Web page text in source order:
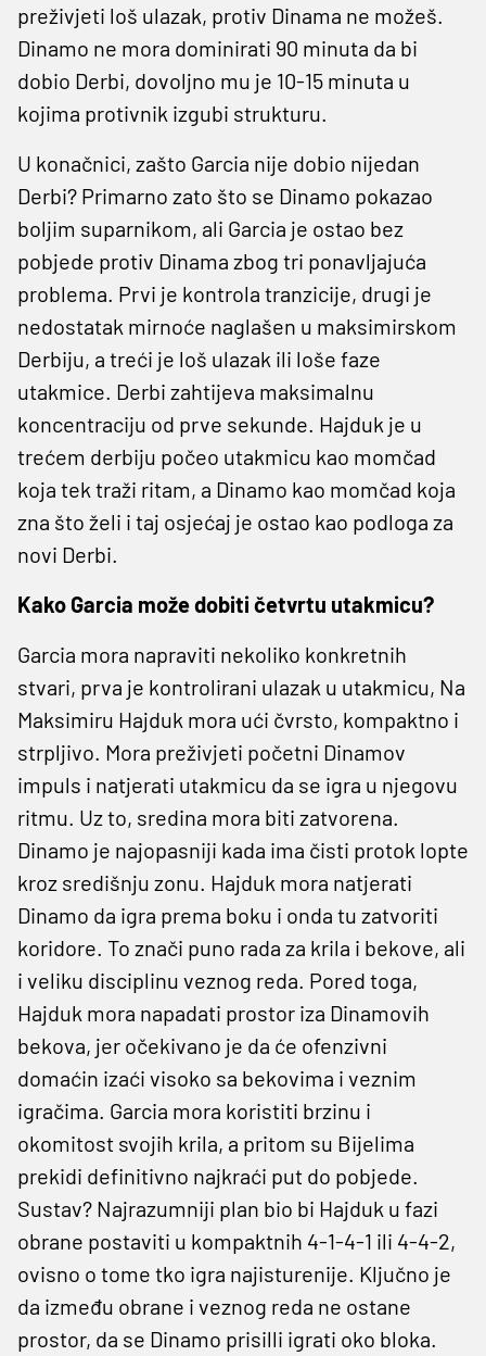
preživjeti loš ulazak, protiv Dinama ne možeš.
Dinamo ne mora dominirati 90 minuta da bi
dobio Derbi, dovoljno mu je 10-15 minuta u
kojima protivnik izgubi strukturu.
U konačnici, zašto Garcia nije dobio nijedan
Derbi? Primarno zato što se Dinamo pokazao
boljim suparnikom, ali Garcia je ostao bez
pobjede protiv Dinama zbog tri ponavljajuća
problema. Prvi je kontrola tranzicije, drugi je
nedostatak mirnoće naglašen u maksimirskom
Derbiju, a treći je loš ulazak ili loše faze
utakmice. Derbi zahtijeva maksimalnu
koncentraciju od prve sekunde. Hajduk je u
trećem derbiju počeo utakmicu kao momčad
koja tek traži ritam, a Dinamo kao momčad koja
zna što želi i taj osjećaj je ostao kao podloga za
novi Derbi.
Kako Garcia može dobiti četvrtu utakmicu?
Garcia mora napraviti nekoliko konkretnih
stvari, prva je kontrolirani ulazak u utakmicu, Na
Maksimiru Hajduk mora ući čvrsto, kompaktno i
strpljivo. Mora preživjeti početni Dinamov
impuls i natjerati utakmicu da se igra u njegovu
ritmu. Uz to, sredina mora biti zatvorena.
Dinamo je najopasniji kada ima čisti protok lopte
kroz središnju zonu. Hajduk mora natjerati
Dinamo da igra prema boku i onda tu zatvoriti
koridore. To znači puno rada za krila i bekove, ali
i veliku disciplinu veznog reda. Pored toga,
Hajduk mora napadati prostor iza Dinamovih
bekova, jer očekivano je da će ofenzivni
domaćin izaći visoko sa bekovima i veznim
igračima. Garcia mora koristiti brzinu i
okomitost svojih krila, a pritom su Bijelima
prekidi definitivno najkraći put do pobjede.
Sustav? Najrazumniji plan bio bi Hajduk u fazi
obrane postaviti u kompaktnih 4-1-4-1 ili 4-4-2,
ovisno o tome tko igra najisturenije. Ključno je
da između obrane i veznog reda ne ostane
prostor, da se Dinamo prisilli igrati oko bloka.